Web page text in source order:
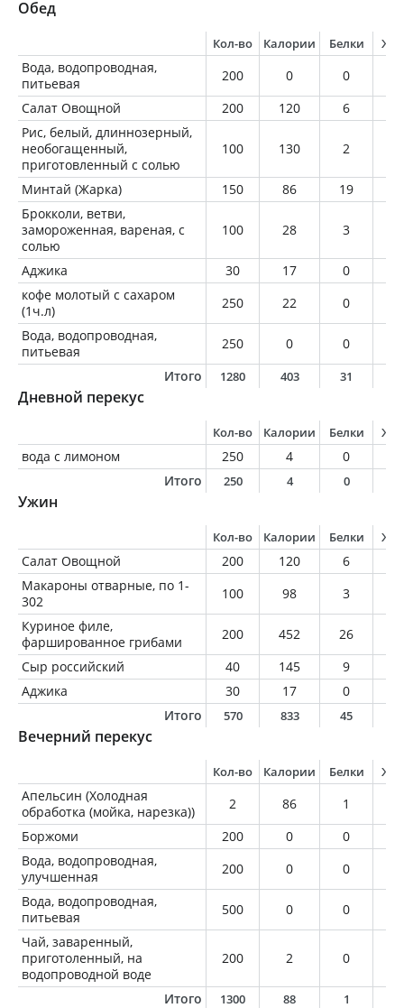
Обед
Кол-во Калории Белки
Вода, водопроводная,
питьевая
200 0 0
Салат Овощной
200 120 6
Рис, белый, длиннозерный,
необогащенный,
приготовленный с солью
100 130 2
Минтай (Жарка) 150 86 19
Брокколи, ветви,
замороженная, вареная, с
солью
100 28 3
Аджика 30 17 0
кофе молотый с сахаром
(1ч.л)
250 22 0
Вода, водопроводная,
питьевая
250 0 0
Итого
1280 403 31
Дневной перекус
Кол-во Калории Белки
вода с лимоном 250 4 0
Итого
250 4 0
Ужин
Кол-во Калории Белки
Салат Овощной 200 120 6
Макароны отварные, по 1-
302
100 98 3
Куриное филе,
фаршированное грибами
200 452 26
Сыр российский
40 145 9
Аджика
30 17 0
Итого
570 833 45
Вечерний перекус
Кол-во Калории Белки
Апельсин (Холодная
обработка (мойка, нарезка))
2 86 1
Боржоми
200 0 0
Вода, водопроводная,
улучшенная
200 0 0
Вода, водопроводная,
питьевая
500 0 0
Чай, заваренный,
приготоленный, на
водопроводной воде
200 2 0
Итого 1300 88 1